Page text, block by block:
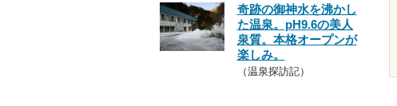
奇跡の御神水を沸かし
た温泉。pH9.6の美人
泉質。本格オープンが
楽しみ。
（温泉探訪記）